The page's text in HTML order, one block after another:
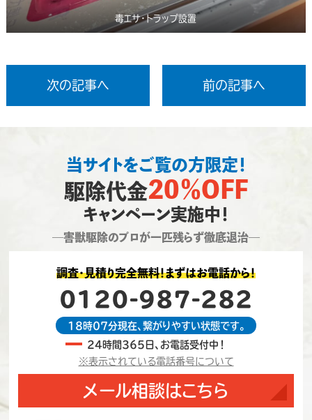
毒エサ・トラップ設置
次の記事へ 前の記事へ
当サイトをご覧の方限定！
駆除代金20％OFF
キャンペーン実施中！
―害獣駆除のプロが一匹残らず徹底退治―
調査・見積り完全無料！まずはお電話から！
0120-987-282
18時07分現在、繋がりやすい状態です。
24時間365日、お電話受付中！
※表示されている電話番号について
メール相談はこちら